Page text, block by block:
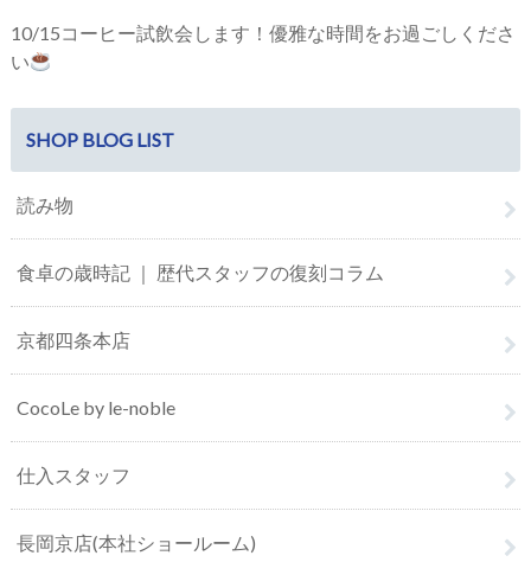
10/15コーヒー試飲会します！優雅な時間をお過ごしくださ
い
SHOP BLOG LIST
読み物
食卓の歳時記 ｜ 歴代スタッフの復刻コラム
京都四条本店
CocoLe by le-noble
仕入スタッフ
長岡京店(本社ショールーム)